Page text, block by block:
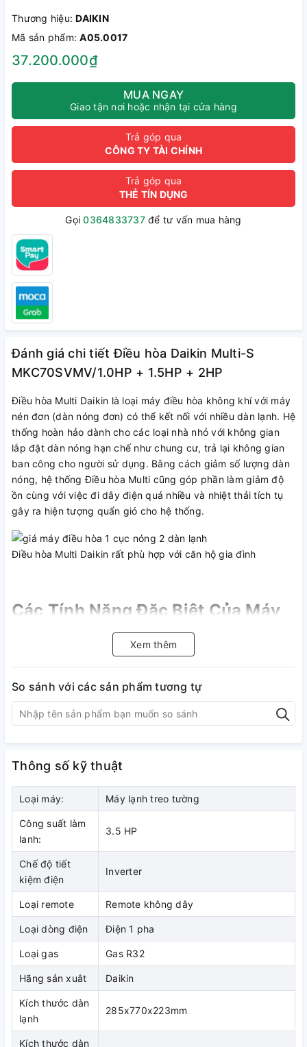
Thương hiệu:DAIKIN
Mã sản phẩm:A05.0017
37.200.000₫
MUA NGAY
Giao tận nơi hoặc nhận tại cửa hàng
Trả góp qua
CÔNG TY TÀI CHÍNH
Trả góp qua
THẺ TÍN DỤNG
Gọi0364833737để tư vấn mua hàng
Đánh giá chi tiết Điều hòa Daikin Multi-S
MKC70SVMV/1.0HP + 1.5HP + 2HP
Điều hòa Multi Daikin là loại máy điều hòa không khí với máy
nén đơn (dàn nóng đơn) có thể kết nối với nhiều dàn lạnh. Hệ
thống hoàn hảo dành cho các loại nhà nhỏ với không gian
lắp đặt dàn nóng hạn chế như chung cư, trả lại không gian
ban công cho người sử dụng. Bằng cách giảm số lượng dàn
nóng, hệ thống Điều hòa Multi cũng góp phần làm giảm độ
ồn cùng với việc đi dây điện quá nhiều và nhiệt thải tích tụ
gây ra hiện tượng quẩn gió cho hệ thống.
Điều hòa Multi Daikin rất phù hợp với căn hộ gia đình
Các Tính Năng Đặc Biệt Của Máy
Điều hòa Multi Daikin S
MKC70SVMV 1 Nóng 3 Lạnh
Điều hòa Multi Daikin – Tính năng làm lạnh
nhanh
Hệ thống Điều hòa Multi Daikin được thiết kế và phát triển
nhanh cho phòng ngủ.
Tốc Độ Quạt Tự động Của Hệ Thống Multi
Trong lúc cài đặt tốc độ quạt tự động, khi nhiệt
độ phòng gần đạt đến nhiệt độ cài đặt, tốc độ
quạt dàn lạnh sẽ tự động giảm để giữ độ ẩm ở
mức thấp và tránh việc dừng hoạt động. Với
cách thức vận hành này, hệ thống sẽ ít gió lùa
trong khi vẫn làm lạnh phòng liên tục.
Remote
Tiết Kiệm Năng Lượng – Công nghệ Daikin
Điều khiển môi chất lạnh thông minh
Xem thêm
So sánh với các sản phẩm tương tự
Thông số kỹ thuật
Loại máy: Máy lạnh treo tường
Công suất làm
lanh:
3.5 HP
Chế độ tiết
kiệm điện
Inverter
Loại remote Remote không dây
Loại dòng điện Điện 1 pha
Loại gas Gas R32
Hãng sản xuât Daikin
Kích thước dàn
lạnh
285x770x223mm
Kích thước dàn